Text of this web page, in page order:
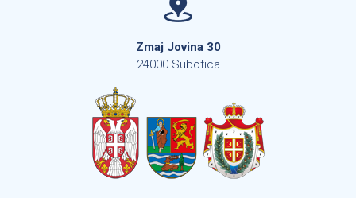
Zmaj Jovina 30
24000 Subotica